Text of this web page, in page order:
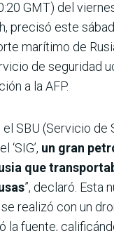
GMT) del
precisó este
marítimo de
de seguridad
a la AFP.
el SBU (Servicio de
‘SIG’, un gran
que
”, declaró. Esta
realizó con un
la fuente,